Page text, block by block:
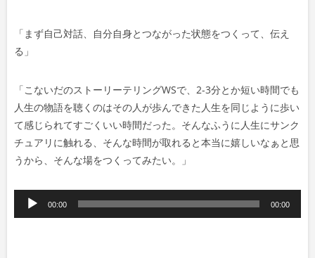
「まず自己対話、自分自身とつながった状態をつくって、伝え
る 」
「こないだのストーリーテリングWSで、2-3分とか短い時間でも
人生の物語を聴くのはその人が歩んできた人生を同じように歩い
て感じられてすごくいい時間だった。そんなふうに人生にサンク
チュアリに触れる、そんな時間が取れると本当に嬉しいなぁと思
うから、そんな場をつくってみたい。」
声
00:00 00:00